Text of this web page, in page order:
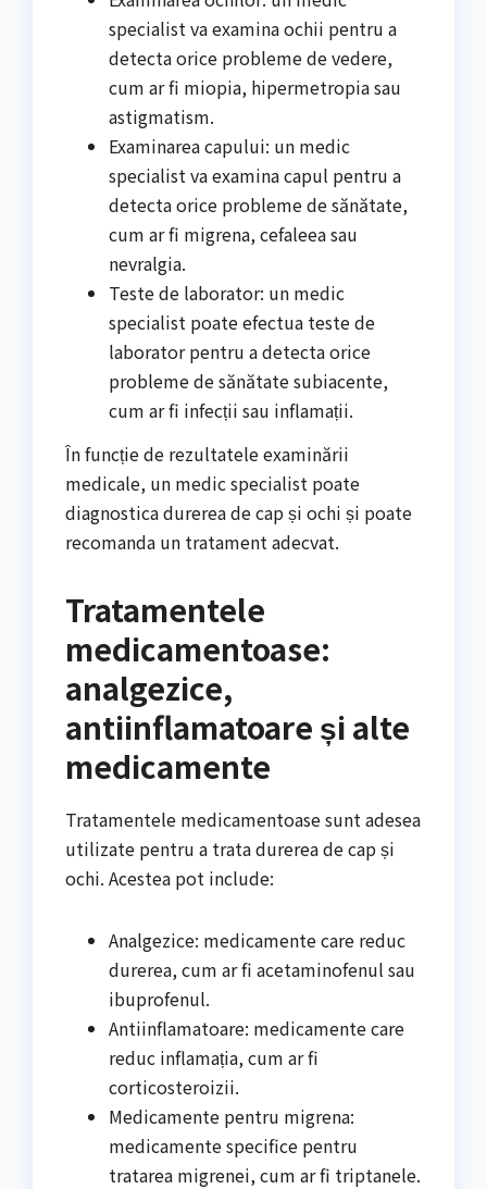
specialist va examina ochii pentru a
detecta orice probleme de vedere,
cum ar fi miopia, hipermetropia sau
astigmatism.
Examinarea capului: un medic
specialist va examina capul pentru a
detecta orice probleme de sănătate,
cum ar fi migrena, cefaleea sau
nevralgia.
Teste de laborator: un medic
specialist poate efectua teste de
laborator pentru a detecta orice
probleme de sănătate subiacente,
cum ar fi infecții sau inflamații.
În funcție de rezultatele examinării
medicale, un medic specialist poate
diagnostica durerea de cap și ochi și poate
recomanda un tratament adecvat.
Tratamentele
medicamentoase:
analgezice,
antiinflamatoare și alte
medicamente
Tratamentele medicamentoase sunt adesea
utilizate pentru a trata durerea de cap și
ochi. Acestea pot include:
Analgezice: medicamente care reduc
durerea, cum ar fi acetaminofenul sau
ibuprofenul.
Antiinflamatoare: medicamente care
reduc inflamația, cum ar fi
corticosteroizii.
Medicamente pentru migrena:
medicamente specifice pentru
tratarea migrenei, cum ar fi triptanele.